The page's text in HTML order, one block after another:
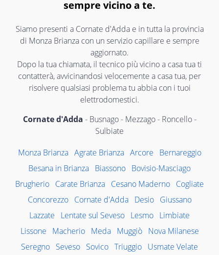
sempre vicino a te.
Siamo presenti a Cornate d'Adda e in tutta la provincia
di Monza Brianza con un servizio capillare e sempre
aggiornato.
Dopo la tua chiamata, il tecnico più vicino a casa tua ti
contatterà, avvicinandosi velocemente a casa tua, per
risolvere qualsiasi problema tu abbia con i tuoi
elettrodomestici.
Cornate d'Adda - Busnago - Mezzago - Roncello -
Sulbiate
Monza Brianza Agrate Brianza Arcore
Bernareggio
Besana in Brianza Biassono Bovisio-Masciago
Brugherio Carate Brianza Cesano Maderno Cogliate
Concorezzo
Cornate d'Adda Desio
Giussano
Lazzate
Lentate sul Seveso Lesmo Limbiate
Lissone
Macherio Meda Muggiò
Nova Milanese
Seregno Seveso Sovico Triuggio Usmate Velate